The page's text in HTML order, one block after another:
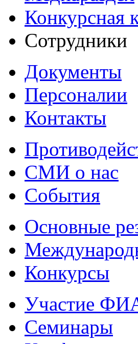
Конкурсная
Сотрудники
Документы
Персоналии
Контакты
СМИ о нас
События
Основные
Конкурсы
Участие
Семинары